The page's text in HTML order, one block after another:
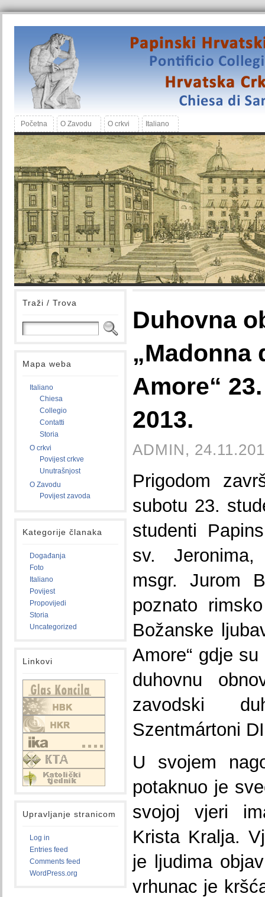
Početna O Zavodu O crkvi Italiano
Traži / Trova
Mapa weba
Italiano
Chiesa
Collegio
Contatti
Storia
O crkvi
Povijest crkve
Unutrašnjost
O Zavodu
Povijest zavoda
Kategorije članaka
Događanja
Foto
Italiano
Povijest
Propovijedi
Storia
Uncategorized
Linkovi
Upravljanje stranicom
Log in
Entries feed
Comments feed
WordPress.org
Duhovna
„Madonna
Amore“
2013.
ADMIN,
Prigodom
subotu 23.
studenti
sv. Jeronima,
msgr. Jurom
poznato
Božanske
Amore“ gdje
duhovnu
zavodski
Szentmártoni
U svojem
potaknuo je
svojoj vjeri
Krista Kralja.
je ljudima
vrhunac je